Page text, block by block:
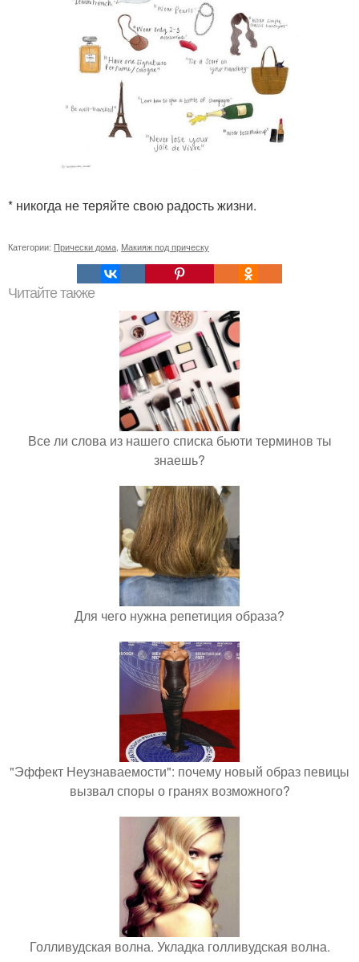
* никогда не теряйте свою радость жизни.
Категории: Прически дома Макияж под прическу
Читайте также
Все ли слова из нашего списка бьюти терминов ты
знаешь?
Для чего нужна репетиция образа?
"Эффект Неузнаваемости": почему новый образ певицы
вызвал споры о гранях возможного?
Голливудская волна. Укладка голливудская волна.